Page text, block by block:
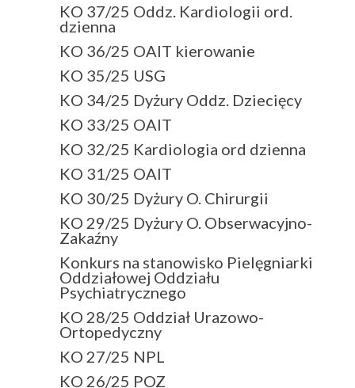
KO 37/25 Oddz. Kardiologii ord.
dzienna
KO 36/25 OAIT kierowanie
KO 35/25 USG
KO 34/25 Dyżury Oddz. Dziecięcy
KO 33/25 OAIT
KO 32/25 Kardiologia ord dzienna
KO 31/25 OAIT
KO 30/25 Dyżury O. Chirurgii
KO 29/25 Dyżury O. Obserwacyjno-
Zakaźny
Konkurs na stanowisko Pielęgniarki
Oddziałowej Oddziału
Psychiatrycznego
KO 28/25 Oddział Urazowo-
Ortopedyczny
KO 27/25 NPL
KO 26/25 POZ